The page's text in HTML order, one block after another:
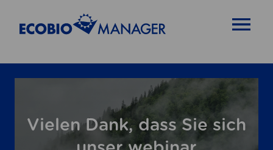
Vielen Dank, dass Sie sich